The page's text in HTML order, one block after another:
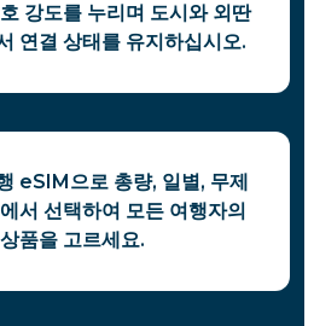
강도를 누리며 도시와 외딴
연결 상태를 유지하십시오.
eSIM으로 총량, 일별, 무제
서 선택하여 모든 여행자의
품을 고르세요.